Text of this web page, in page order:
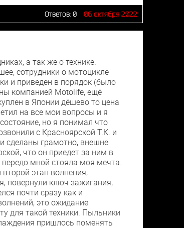
Ответов: 0 06 октября 2022
а так же о технике.
сотрудники о мотоцикле
и приведен в порядок (было
компанией Motolife, ещё
в Японии дёшево то цена
на все мои вопросы и я
но я понимал что
с Красноярской Т.К. и
сделаны грамотно, внешне
что он приедет за ним в
мной стояла моя мечта.
этап волнения,
повернули ключ зажигания,
почти сразу как и
это ожидание
для такой техники. Пыльники
пришлось поменять